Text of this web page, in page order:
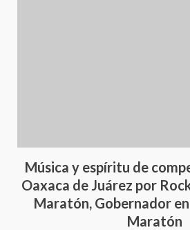
Música y espíritu de
Oaxaca de Juárez por
Maratón, Gobernador
Maratón